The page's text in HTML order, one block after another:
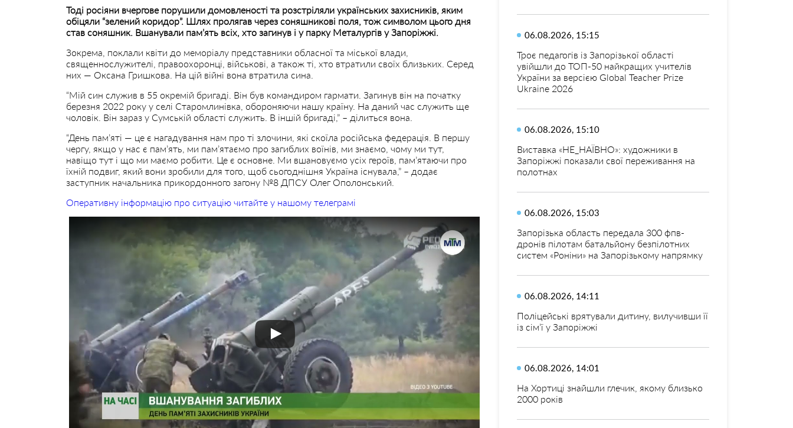
Тоді росіяни вчергове порушили домовленості та розстріляли українських захисників, яким
обіцяли “зелений коридор”. Шлях пролягав через соняшникові поля, тож символом цього дня
став соняшник. Вшанували пам’ять всіх, хто загинув і у парку Металургів у Запоріжжі.
Зокрема, поклали квіти до меморіалу представники обласної та міської влади,
священнослужителі, правоохоронці, військові, а також ті, хто втратили своїх близьких. Серед
них — Оксана Гришкова. На цій війні вона втратила сина.
“Мій син служив в 55 окремій бригаді. Він був командиром гармати. Загинув він на початку
березня 2022 року у селі Старомлинівка, обороняючи нашу країну. На даний час служить ще
чоловік. Він зараз у Сумській області служить. В іншій бригаді,” – ділиться вона.
“День пам’яті — це є нагадування нам про ті злочини, які скоїла російська федерація. В першу
чергу, якщо у нас є пам’ять, ми пам’ятаємо про загиблих воїнів, ми знаємо, чому ми тут,
навіщо тут і що ми маємо робити. Це є основне. Ми вшановуємо усіх героїв, пам’ятаючи про
їхній подвиг, який вони зробили для того, щоб сьогоднішня Україна існувала,” – додає
заступник начальника прикордонного загону №8 ДПСУ Олег Ополонський.
Оперативну інформацію про ситуацію читайте у нашому телеграмі
06.08.2026, 15:15
Троє педагогів із Запорізької області
увійшли до ТОП-50 найкращих учителів
України за версією Global Teacher Prize
Ukraine 2026
06.08.2026, 15:10
Виставка «НЕ_НАЇВНО»: художники в
Запоріжжі показали свої переживання на
полотнах
06.08.2026, 15:03
Запорізька область передала 300 фпв-
дронів пілотам батальйону безпілотних
систем «Роніни» на Запорізькому напрямку
06.08.2026, 14:11
Поліцейські врятували дитину, вилучивши її
із сім’ї у Запоріжжі
06.08.2026, 14:01
На Хортиці знайшли глечик, якому близько
2000 років